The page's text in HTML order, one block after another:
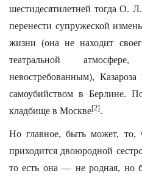
шестидесятилетней тогда О.
перенести супружеской
жизни (она не находит
театральной
невостребованным),
самоубийством в Берлине.
кладбище в Москве[2].
Но главное, быть может, то,
приходится двоюродной
то есть она — не родная, но